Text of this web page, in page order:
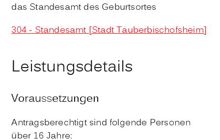
das Standesamt des Geburtsortes
304 - Standesamt [Stadt Tauberbischofsheim]
Leistungsdetails
Voraussetzungen
Antragsberechtigt sind folgende Personen
über 16 Jahre: